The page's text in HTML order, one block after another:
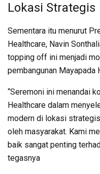
Lokasi Strategis
Sementara itu menurut
Healthcare, Navin
topping off ini menjadi
pembangunan Mayapada
“Seremoni ini menandai
Healthcare dalam
modern di lokasi
oleh masyarakat. Kami
baik sangat penting
tegasnya